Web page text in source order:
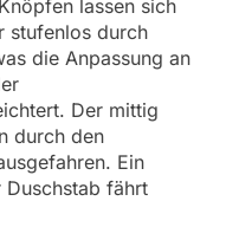
lassen sich
stufenlos durch
die Anpassung an
Der mittig
durch den
Ein
fährt